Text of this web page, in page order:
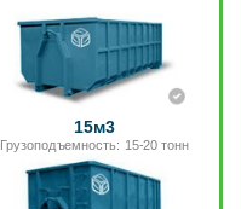
15м3
Грузоподъемность: 15-20 тонн